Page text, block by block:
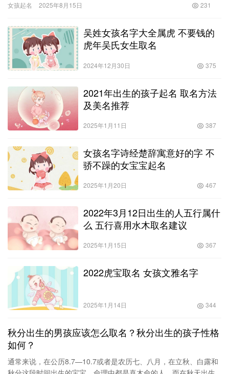
是人人…
女孩起名 2025年8月15日 231
吴姓女孩名字大全属虎 不要钱的
虎年吴氏女生取名
2024年12月30日 375
2021年出生的孩子起名 取名方法
及美名推荐
2025年1月11日 387
女孩名字诗经楚辞寓意好的字 不
骄不躁的女宝宝起名
2025年1月20日 467
2022年3月12日出生的人五行属什
么 五行喜用水木取名建议
2025年1月15日 367
2022虎宝取名 女孩文雅名字
2025年1月14日 344
秋分出生的男孩应该怎么取名？秋分出生的孩子性格
如何？
通常来说，在公历8.7—10.7或者是农历七、八月，在立秋、白露和